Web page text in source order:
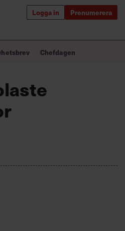
Logga in Prenumerera
världen
ledare
Chefdagen